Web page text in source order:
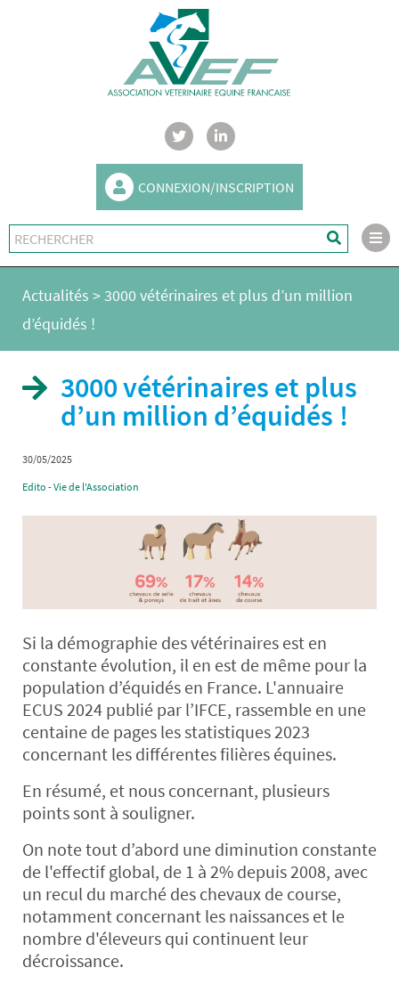
CONNEXION/INSCRIPTION
Actualités >3000 vétérinaires et plus d’un million
d’équidés !
3000 vétérinaires et plus
d’un million d’équidés !
30/05/2025
Edito - Vie de l'Association
Si la démographie des vétérinaires est en
constante évolution, il en est de même pour la
population d’équidés en France. L'annuaire
ECUS 2024 publié par l’IFCE, rassemble en une
centaine de pages les statistiques 2023
concernant les différentes filières équines.
En résumé, et nous concernant, plusieurs
points sont à souligner.
On note tout d’abord une diminution constante
de l'effectif global, de 1 à 2% depuis 2008, avec
un recul du marché des chevaux de course,
notamment concernant les naissances et le
nombre d'éleveurs qui continuent leur
décroissance.